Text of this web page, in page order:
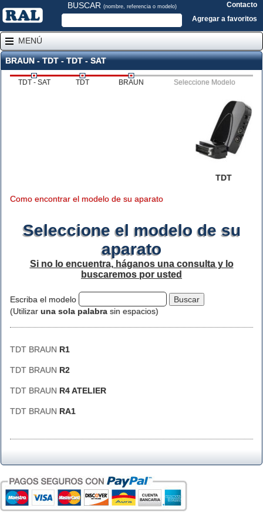
BUSCAR (nombre, referencia o modelo)
Contacto
Agregar a favoritos
MENÚ
BRAUN - TDT - TDT - SAT
TDT - SAT TDT BRAUN Seleccione Modelo
TDT
Como encontrar el modelo de su aparato
Seleccione el modelo de su
aparato
Si no lo encuentra, háganos una consulta y lo
buscaremos por usted
Escriba el modelo
(Utilizar una sola palabra sin espacios)
TDT BRAUN R1
TDT BRAUN R2
TDT BRAUN R4 ATELIER
TDT BRAUN RA1